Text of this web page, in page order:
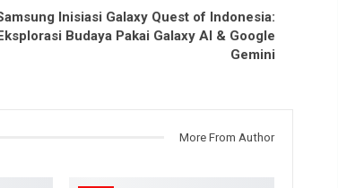
Inisiasi Galaxy Quest of Indonesia:
Budaya Pakai Galaxy AI & Google
Gemini
More From Author